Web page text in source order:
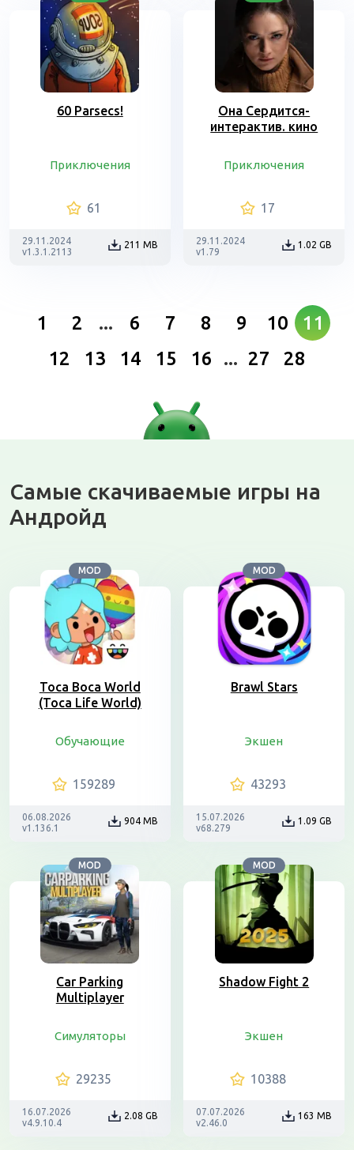
60 Parsecs!
Приключения
61
29.11.2024
v1.3.1.2113
211 MB
Она Сердится-
интерактив. кино
Приключения
17
29.11.2024
v1.79
1.02 GB
1 2 ... 6 7 8 9 10
11
12
13 14 15 16 ... 27 28
Самые скачиваемые игры на
Андройд
MOD
Toca Boca World
(Toca Life World)
Обучающие
159289
06.08.2026
v1.136.1
904 MB
MOD
Brawl Stars
Экшен
43293
15.07.2026
v68.279
1.09 GB
MOD
Car Parking
Multiplayer
Симуляторы
29235
16.07.2026
v4.9.10.4
2.08 GB
MOD
Shadow Fight 2
Экшен
10388
07.07.2026
v2.46.0
163 MB